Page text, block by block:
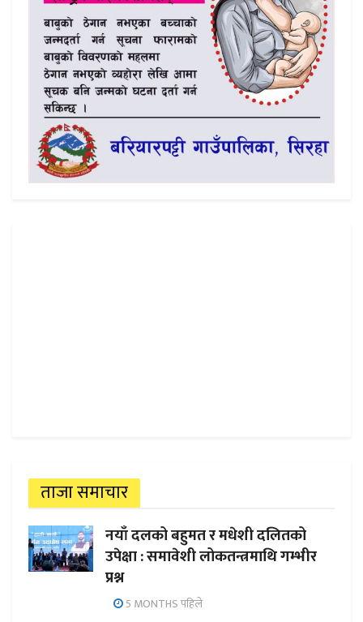
ताजा समाचार
नयाँ दलको बहुमत र मधेशी दलितको
उपेक्षा : समावेशी लोकतन्त्रमाथि गम्भीर
प्रश्न
5 MONTHS पहिले